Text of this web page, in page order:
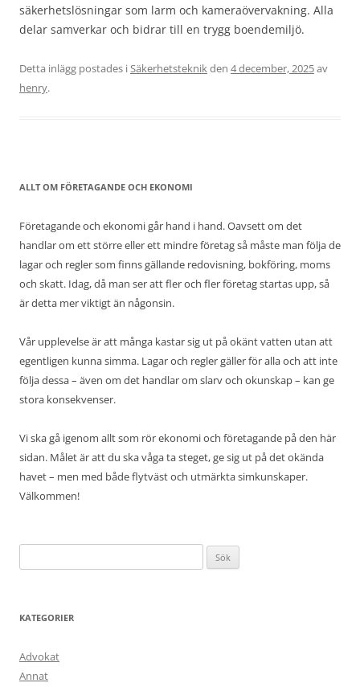
säkerhetslösningar som larm och kameraövervakning. Alla
delar samverkar och bidrar till en trygg boendemiljö.
Detta inlägg postades iSäkerhetsteknikden 4 december, 2025av
henry.
ALLT OM FÖRETAGANDE OCH EKONOMI
Företagande och ekonomi går hand i hand. Oavsett om det
handlar om ett större eller ett mindre företag så måste man följa de
lagar och regler som finns gällande redovisning, bokföring, moms
och skatt. Idag, då man ser att fler och fler företag startas upp, så
är detta mer viktigt än någonsin.
Vår upplevelse är att många kastar sig ut på okänt vatten utan att
egentligen kunna simma. Lagar och regler gäller för alla och att inte
följa dessa – även om det handlar om slarv och okunskap – kan ge
stora konsekvenser.
Vi ska gå igenom allt som rör ekonomi och företagande på den här
sidan. Målet är att du ska våga ta steget, ge sig ut på det okända
havet – men med både flytväst och utmärkta simkunskaper.
Välkommen!
efter:
KATEGORIER
Advokat
Annat